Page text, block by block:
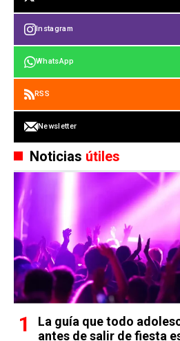
Instagram
WhatsApp
RSS
Newsletter
Noticias útiles
La guía que todo
antes de salir de fiesta